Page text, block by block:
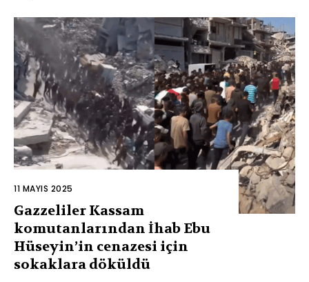
11 MAYIS 2025
Gazzeliler Kassam
komutanlarından İhab Ebu
Hüseyin’in cenazesi için
sokaklara döküldü